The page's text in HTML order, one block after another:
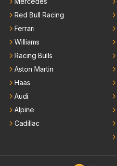
Red Bull Racing
Ferrari
Williams
Racing Bulls
Aston Martin
Haas
Audi
Alpine
Cadillac